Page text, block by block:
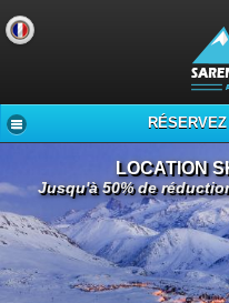
LOCATION
Jusqu'à 50% de